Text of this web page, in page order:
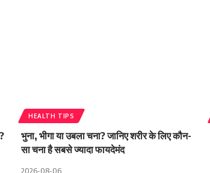
HEALTH TIPS
भुना, भीगा या उबला चना? जानिए शरीर के लिए कौन-
सा चना है सबसे ज्यादा फायदेमंद
2026-08-06